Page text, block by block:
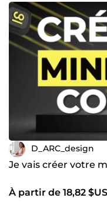
D_ARC_design
Je vais créer votre
À partir de 18,82 $US